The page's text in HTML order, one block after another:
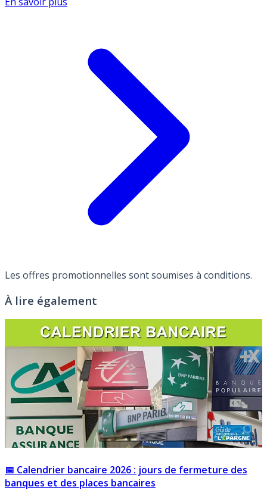
Les offres promotionnelles sont soumises à conditions.
À lire également
📅 Calendrier bancaire 2026 : jours de fermeture des
banques et des places bancaires